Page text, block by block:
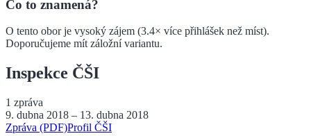
Co to znamená?
O tento obor je vysoký zájem (3.4× více přihlášek než míst).
Doporučujeme mít záložní variantu.
Inspekce ČŠI
1 zpráva
9. dubna 2018 – 13. dubna 2018
Zpráva (PDF)Profil ČŠI